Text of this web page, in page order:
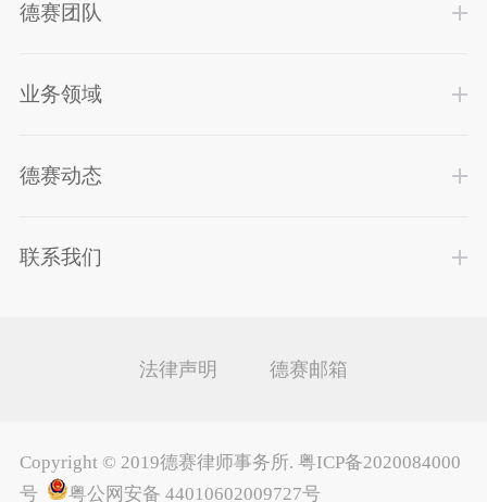
德赛团队
业务领域
德赛动态
联系我们
法律声明 德赛邮箱
Copyright © 2019德赛律师事务所. 粤ICP备2020084000
号
粤公网安备 44010602009727号